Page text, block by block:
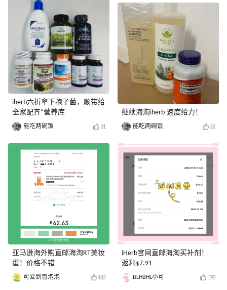
iherb六折拿下孢子菌，顺带给
全家配齐“营养库
能吃两碗饭 31
亚马逊海外购直邮海淘RT美妆
蛋！价格不错
可爱到冒泡泡 182
继续海淘iherb 速度给力！
能吃两碗饭 32
iHerb官网直邮海淘买补剂！
返利$7.91
BLHBHL小可 170